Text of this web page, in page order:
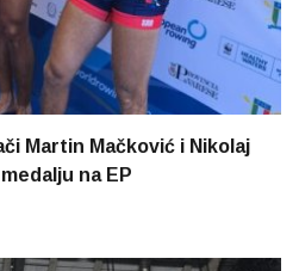
Martin Mačković i Nikolaj
na EP